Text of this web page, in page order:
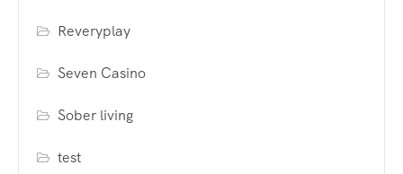
Reveryplay
Seven Casino
Sober living
test